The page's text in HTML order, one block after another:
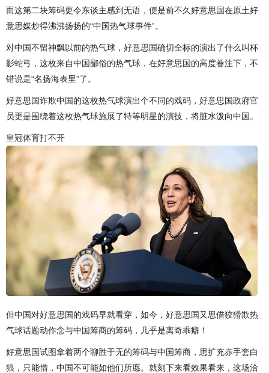
而这第二块筹码更令东谈主感到无语，便是前不久好意思国在原土好
意思媒炒得沸沸扬扬的“中国热气球事件”。
对中国不留神飘以前的热气球，好意思国确切全标的演出了什么叫杯
影蛇弓，这枚来自中国鄙俗的热气球，在好意思国的高度眷注下，不
错说是“名扬海表里”了。
好意思国诈欺中国的这枚热气球演出个不同的戏码，好意思国政府官
员更是围绕着这枚热气球施展了特等明星的演技，将脏水泼向中国。
皇冠体育打不开
但中国对好意思国的戏码早就看穿，如今，好意思国又思借狡猾欺热
气球话题动作念与中国筹商的筹码，几乎是离奇乖癖！
好意思国试图拿着两个聊胜于无的筹码与中国筹商，思扩充赤手套白
狼，只能惜，中国不可能如他们所愿。就刻下来看效果看来，这场洽